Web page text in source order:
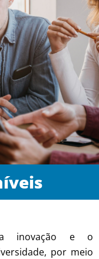
a inovação e o
por meio